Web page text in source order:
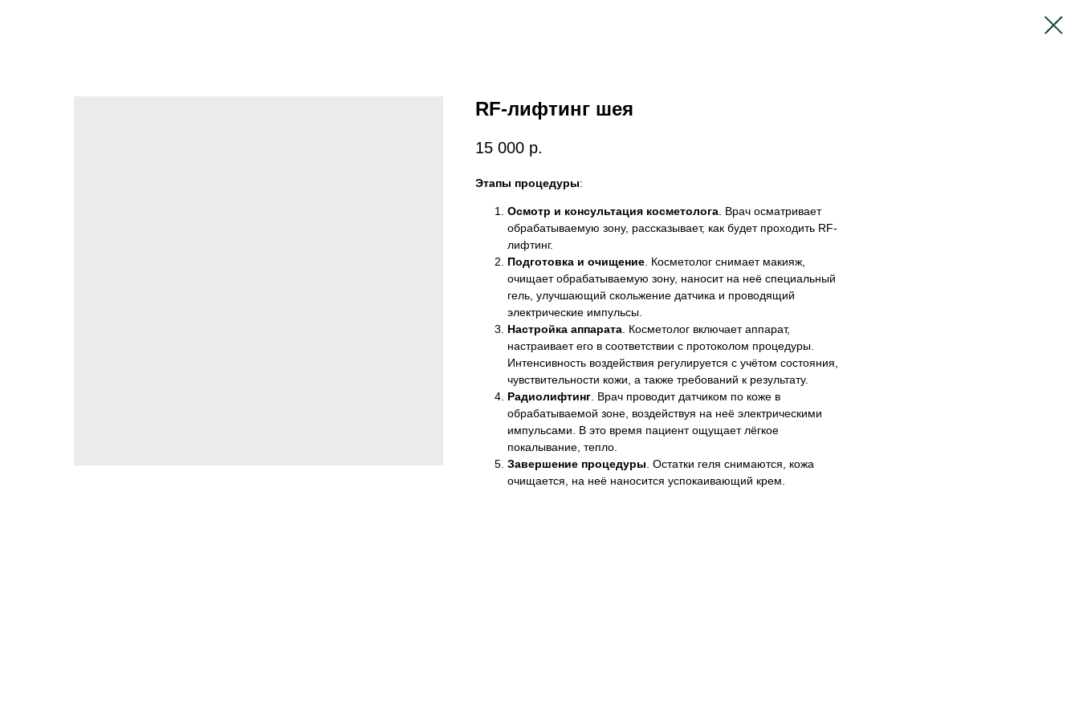
RF-лифтинг шея
15 000 р.
Этапы процедуры:
Осмотр и консультация косметолога. Врач осматривает
обрабатываемую зону, рассказывает, как будет проходить RF-
лифтинг.
Подготовка и очищение. Косметолог снимает макияж,
очищает обрабатываемую зону, наносит на неё специальный
гель, улучшающий скольжение датчика и проводящий
электрические импульсы.
Настройка аппарата. Косметолог включает аппарат,
настраивает его в соответствии с протоколом процедуры.
Интенсивность воздействия регулируется с учётом состояния,
чувствительности кожи, а также требований к результату.
Радиолифтинг. Врач проводит датчиком по коже в
обрабатываемой зоне, воздействуя на неё электрическими
импульсами. В это время пациент ощущает лёгкое
покалывание, тепло.
Завершение процедуры. Остатки геля снимаются, кожа
очищается, на неё наносится успокаивающий крем.